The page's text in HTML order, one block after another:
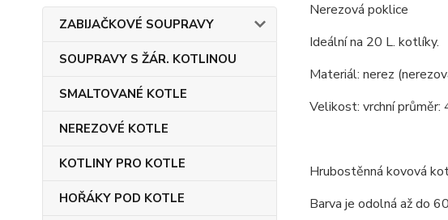
ZABIJAČKOVÉ SOUPRAVY
SOUPRAVY S ŽÁR. KOTLINOU
SMALTOVANÉ KOTLE
NEREZOVÉ KOTLE
KOTLINY PRO KOTLE
HOŘÁKY POD KOTLE
Nerezová poklice
Ideální na 20 L. kotlíky.
Materiál: nerez
Velikost: vrchní průměr:
Hrubostěnná kovová
Barva je odolná až do